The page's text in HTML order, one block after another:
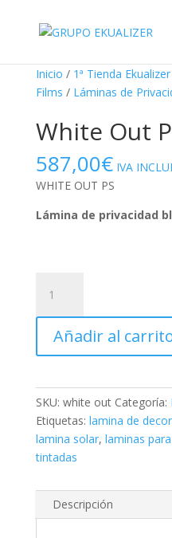
Inicio / 1ª Tienda Ekualizer
Films / Láminas de
White Out
587,00€ IVA
WHITE OUT PS
Lámina de privacidad
Out
PS
cantidad
Añadir al
SKU: white out Categoría:
Etiquetas: lamina de
lamina solar, laminas
tintadas
Descripción